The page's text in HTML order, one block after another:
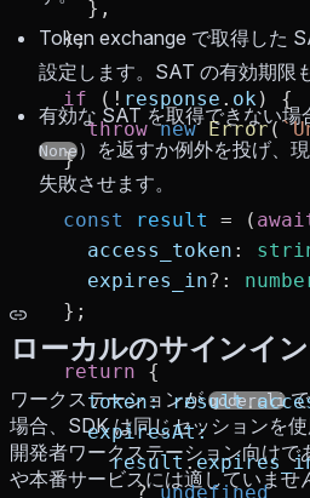
    },
  );
  if
( ! response . ok) {
    throw
new Error(
  }
  const
result = (
    access_token
:
    expires_in
?:
  };
  return
{
    token:
result.
    expiresAt:
      result
.
        ?
undefined
Token exchange で取得した
設定します。SAT の有効期限
有効な SAT を取得できない
None）を返すか例外を投げ、
失敗させます。
ローカルのサインイ
ワークステーションがqodercliで
場合、SDK は同じセッションを
開発者ワークステーション向けで
や本番サービスには適していませ